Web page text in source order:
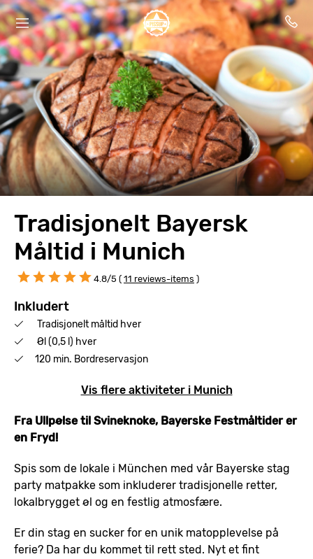
Tradisjonelt Bayersk
Måltid i Munich
4.8/5 ( 11 reviews-items )
Inkludert
Tradisjonelt måltid hver
Øl (0,5 l) hver
120 min. Bordreservasjon
Vis flere aktiviteter i Munich
Fra Ullpølse til Svineknoke, Bayerske Festmåltider er
en Fryd!
Spis som de lokale i München med vår Bayerske stag
party matpakke som inkluderer tradisjonelle retter,
lokalbrygget øl og en festlig atmosfære.
Er din stag en sucker for en unik matopplevelse på
ferie? Da har du kommet til rett sted. Nyt et fint